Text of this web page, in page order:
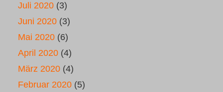
Juli 2020 (3)
Juni 2020 (3)
Mai 2020 (6)
April 2020 (4)
März 2020 (4)
Februar 2020 (5)